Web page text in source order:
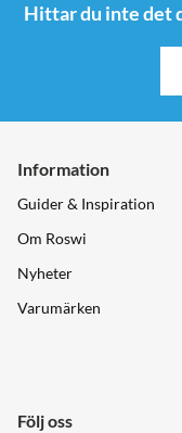
Hittar du inte det
Information
Guider & Inspiration
Om Roswi
Nyheter
Varumärken
Följ oss